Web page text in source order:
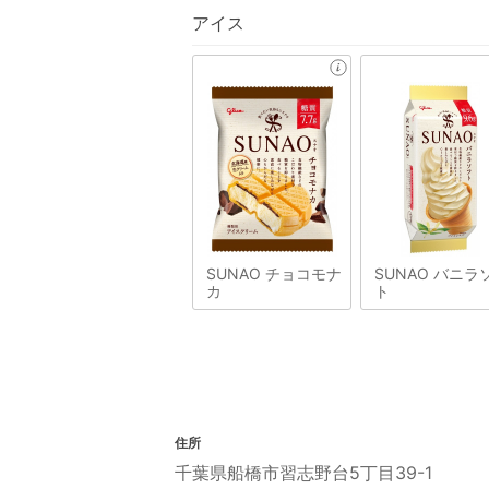
アイス
SUNAO チョコモナ
カ
SUNAO バニラ
ト
住所
千葉県船橋市習志野台5丁目39-1